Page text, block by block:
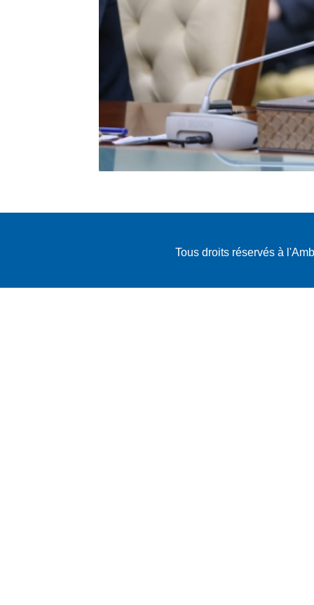
Tous droits réservés à